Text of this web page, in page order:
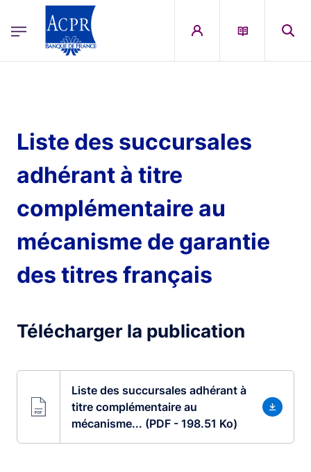
ACPR Menu Principal (French)
Liste des succursales
adhérant à titre
complémentaire au
mécanisme de garantie
des titres français
Télécharger la publication
Liste des succursales adhérant à
titre complémentaire au
mécanisme... (PDF - 198.51 Ko)